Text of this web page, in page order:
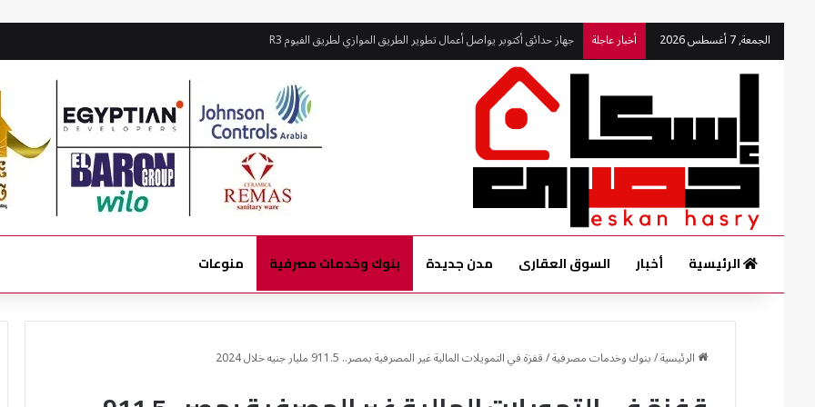
الجمعة, 7 أغسطس 2026 أخبار عاجلة جهاز حدائق أكتوبر يواصل أعمال تطوير الطريق الموازي لطريق الفيوم R3
الرئيسية أخبار السوق العقارى مدن جديدة بنوك وخدمات مصرفية منوعات
الرئيسية/بنوك وخدمات مصرفية/قفزة في التمويلات المالية غير المصرفية بمصر.. 911.5 مليار جنيه خلال 2024